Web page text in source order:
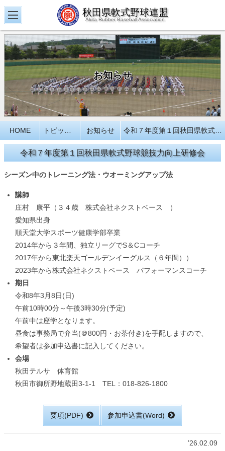
秋田県軟式野球連盟
Akita Rubber Baseball Association
お知らせ
HOME お知らせ 令和７年度第１回秋田県軟式野球競技力向上研修会
令和７年度第１回秋田県軟式野球競技力向上研修会
シーズン中のトレーニング法・ウオーミングアップ法
講師
庄村 康平（３４歳 株式会社ネクストベース ）
愛知県出身
順天堂大学スポーツ健康学部卒業
2014年から３年間、独立リーグでS＆Cコーチ
2017年から東北楽天ゴールデンイーグルス（６年間））
2023年から株式会社ネクストベース パフォーマンスコーチ
期日
令和8年3月8日(日)
午前10時00分～午後3時30分(予定)
午前中は座学となります。
昼食は事務局で弁当(＠800円・お茶付き)を手配しますので、
希望者は参加申込書に記入してください。
会場
秋田テルサ 体育館
秋田市御所野地蔵田3-1-1 TEL：018-826-1800
要項(PDF) 参加申込書(Word)
’26.02.09